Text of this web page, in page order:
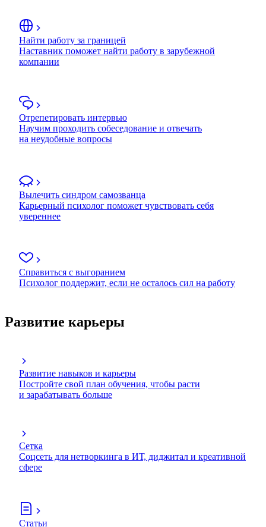
Найти работу за границей
Наставник поможет найти работу в зарубежной
компании
Отрепетировать интервью
Научим проходить собеседование и отвечать
на неудобные вопросы
Вылечить синдром самозванца
Карьерный психолог поможет чувствовать себя
увереннее
Справиться с выгоранием
Психолог поддержит, если не осталось сил на работу
Развитие карьеры
Развитие навыков и карьеры
Постройте свой план обучения, чтобы расти
и зарабатывать больше
Сетка
Соцсеть для нетворкинга в ИТ, диджитал и креативной
сфере
Статьи